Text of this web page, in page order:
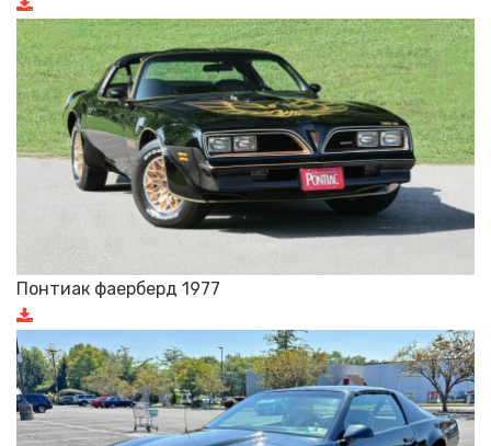
Понтиак фаерберд 1977